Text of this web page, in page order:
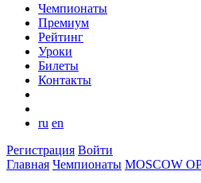
Чемпионаты
Премиум
Рейтинг
Уроки
Билеты
Контакты
ru en
Регистрация Войти
Главная Чемпионаты MOSCOW